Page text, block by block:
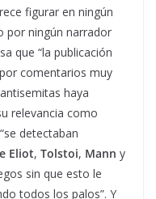
figurar en ningún
por ningún narrador
que “la publicación
comentarios muy
haya
relevancia como
detectaban
Eliot, Tolstoi, Mann y
sin que esto le
todos los palos”. Y